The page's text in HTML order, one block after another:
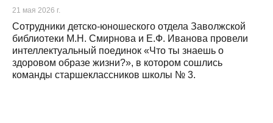
21 мая 2026 г.
Сотрудники детско-юношеского отдела Заволжской
библиотеки М.Н. Смирнова и Е.Ф. Иванова провели
интеллектуальный поединок «Что ты знаешь о
здоровом образе жизни?», в котором сошлись
команды старшеклассников школы № 3.